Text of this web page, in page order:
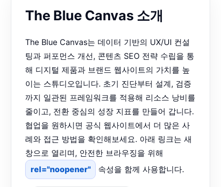
The Blue Canvas 소개
The Blue Canvas는 데이터 기반의 UX/UI 컨설
팅과 퍼포먼스 개선, 콘텐츠 SEO 전략 수립을 통
해 디지털 제품과 브랜드 웹사이트의 가치를 높
이는 스튜디오입니다. 초기 진단부터 설계, 검증
까지 일관된 프레임워크를 적용해 리소스 낭비를
줄이고, 전환 중심의 성장 지표를 만들어 갑니다.
협업을 원하시면 공식 웹사이트에서 더 많은 사
례와 접근 방법을 확인해보세요. 아래 링크는 새
창으로 열리며, 안전한 브라우징을 위해
rel="noopener"
속성을 함께 사용합니다.